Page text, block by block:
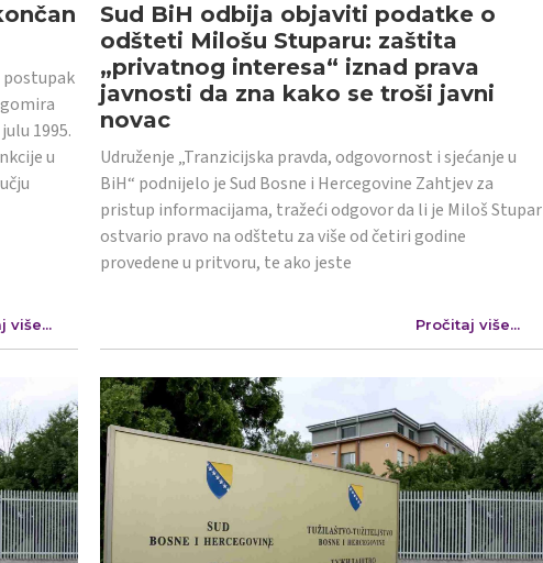
postupak
1995.
u
više...
Sud BiH odbija objaviti podatke o
odšteti Milošu Stuparu: zaštita
„privatnog interesa“ iznad prava
javnosti da zna kako se troši javni
novac
Udruženje „Tranzicijska pravda, odgovornost i sjećanje u
BiH“ podnijelo je Sud Bosne i Hercegovine Zahtjev za
pristup informacijama, tražeći odgovor da li je Miloš Stupar
ostvario pravo na odštetu za više od četiri godine
provedene u pritvoru, te ako jeste
Pročitaj više...